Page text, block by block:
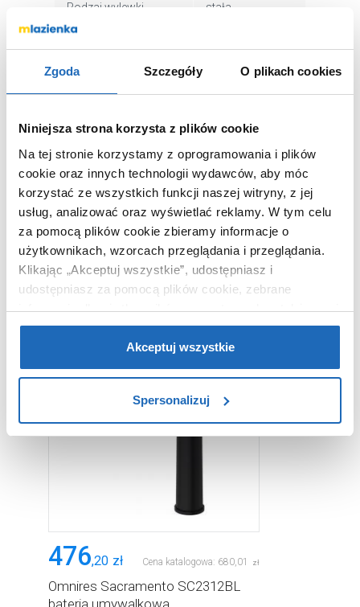
Zgoda Szczegóły O plikach cookies
Niniejsza strona korzysta z plików cookie
Na tej stronie korzystamy z oprogramowania i plików
cookie oraz innych technologii wydawców, aby móc
korzystać ze wszystkich funkcji naszej witryny, z jej
usług, analizować oraz wyświetlać reklamy. W tym celu
za pomocą plików cookie zbieramy informacje o
użytkownikach, wzorcach przeglądania i przeglądania.
Klikając „Akceptuj wszystkie”, udostępniasz i
udostępniasz za pomocą plików cookie, zebrane
informacje dla użytkowników zewnętrznych, a także nasi
partnerzy reklamowi.Jeśli chcesz, włącz „Tylko
wymagane pliki cookie”.Pamiętaj jednak, że
zablokowane niektóre pliki cookie mogą mieć wpływ na
dlaczego ich przepisy, przejdź do zakładu „Informacje o
Akceptuj wszystkie
Spersonalizuj
Rodzaj wylewki
stała
Kolor
Kod EAN
5901867779526
Dane producenta
Zobacz
KUPOWANE Z
476,20 zł Cena katalogowa: 680,01 zł
Omnires Sacramento SC2312BL
bateria umywalkowa